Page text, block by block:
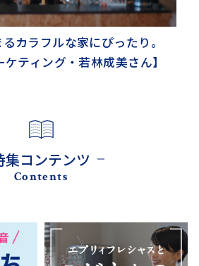
るカラフルな家にぴったり。
ケティング・若林成美さん】
集コンテンツ
Contents